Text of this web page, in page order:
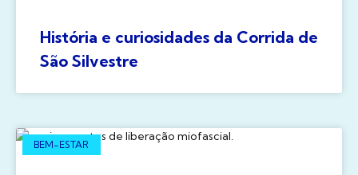
História e curiosidades da Corrida de
São Silvestre
BEM-ESTAR